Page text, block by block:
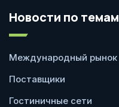
Новости по темам
Международный рынок
Поставщики
Гостиничные сети